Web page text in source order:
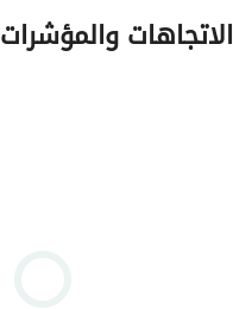
الاتجاهات والمؤشرات